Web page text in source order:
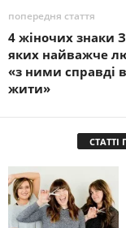
попередня стаття
4 жіночих знаки
яких найважче
«з ними справді
жити»
СТАТТІ